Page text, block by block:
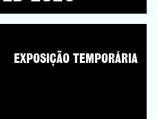
EXPOSIÇÃO TEMPORÁRIA